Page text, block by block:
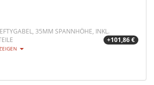
35MM SPANNHÖHE, INKL.
+101,86 €